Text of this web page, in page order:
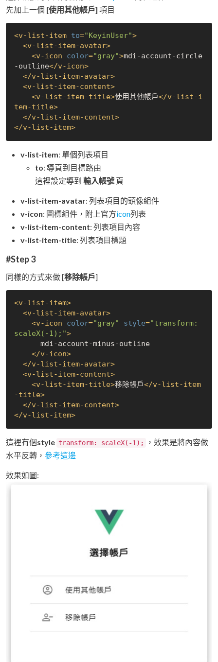
先加上一個 [使用其他帳戶] 項目
<v-list-item to="KeyinUser">
<v-list-item-avatar>
<v-icon color="gray">mdi-account-circle
-outline</v-icon>
</v-list-item-avatar>
<v-list-item-content>
<v-list-item-title>使用其他帳戶</v-list-i
tem-title>
</v-list-item-content>
</v-list-item>
v-list-item: 單個列表項目
to: 導頁到目標路由
這裡設定導到 輸入帳號 頁
v-list-item-avatar: 列表項目的頭像組件
v-icon: 圖標組件，附上官方icon列表
v-list-item-content: 列表項目內容
v-list-item-title: 列表項目標題
#Step 3
同樣的方式來做 [移除帳戶]
<v-list-item>
<v-list-item-avatar>
<v-icon color="gray" style="transform:
scaleX(-1);">
</v-icon>
</v-list-item-avatar>
<v-list-item-content>
<v-list-item-title>移除帳戶</v-list-item
-title>
</v-list-item-content>
</v-list-item>
這裡有個style transform: scaleX(-1);
，效果是將內容做
水平反轉， 參考這邊
效果如圖: